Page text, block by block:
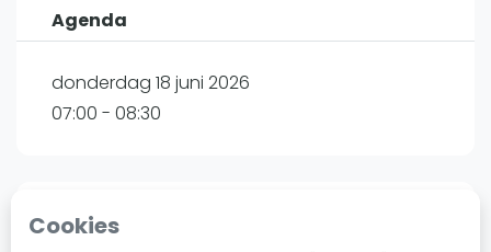
Cookies
Nieuws
Vragen over padel
Padelgear
Agenda
donderdag 18 juni 2026
07:00 - 08:30
Clubsessies